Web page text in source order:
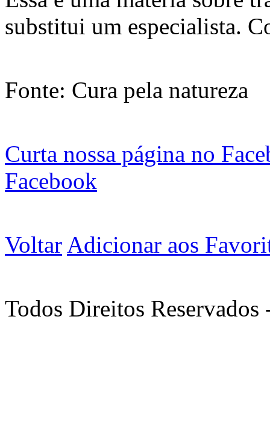
substitui um especialista.
Fonte: Cura pela natureza
Curta nossa página no
Facebook
Voltar Adicionar aos
Todos Direitos